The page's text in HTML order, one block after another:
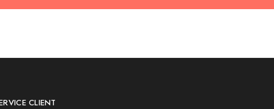
CLIENT